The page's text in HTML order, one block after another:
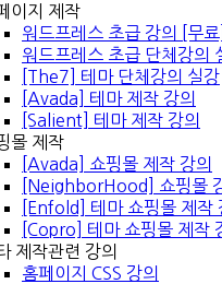
이지 제작
워드프레스 초급 강의 [무료]
워드프레스 초급 단체강의
[The7] 테마 단체강의 실강
[Avada] 테마 제작 강의
[Salient] 테마 제작 강의
몰 제작
[Avada] 쇼핑몰 제작 강의
[NeighborHood] 쇼핑몰
[Enfold] 테마 쇼핑몰 제작
[Copro] 테마 쇼핑몰 제작
제작관련 강의
홈페이지 CSS 강의